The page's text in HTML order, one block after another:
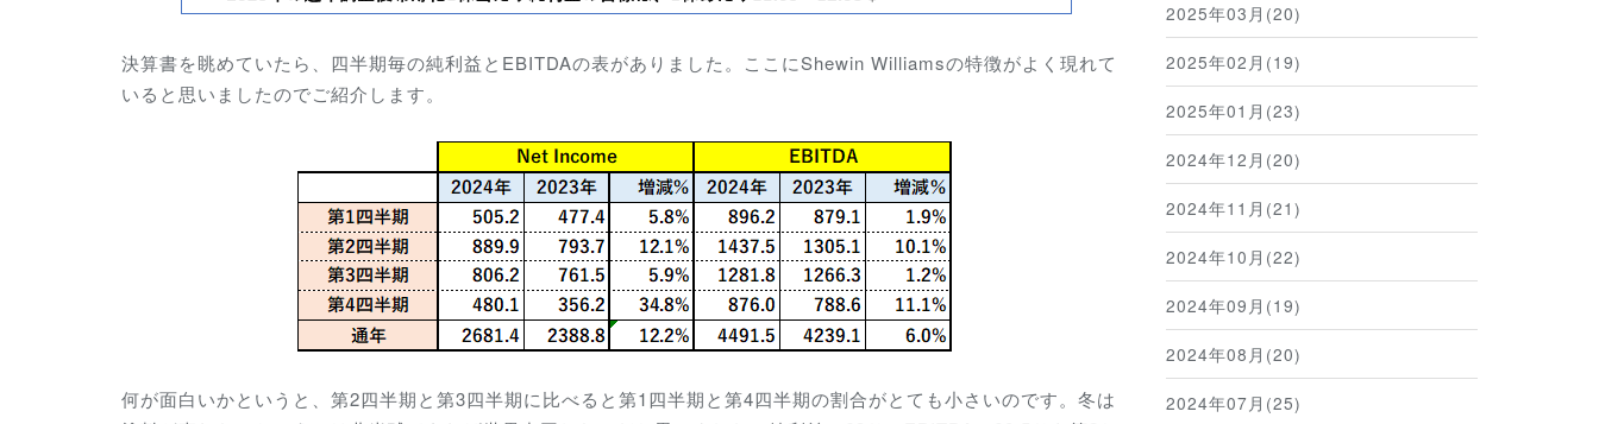
決算書を眺めていたら、四半期毎の純利益とEBITDAの表がありました。ここにShewin Williamsの特徴がよく現れて
いると思いましたのでご紹介します。
何が面白いかというと、第2四半期と第3四半期に比べると第1四半期と第4四半期の割合がとても小さいのです。冬は
2025年03月(20)
2025年02月(19)
2025年01月(23)
2024年12月(20)
2024年11月(21)
2024年10月(22)
2024年09月(19)
2024年08月(20)
2024年07月(25)